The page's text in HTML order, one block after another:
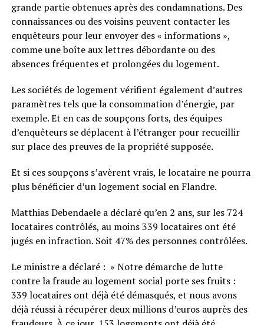
grande partie obtenues après des condamnations. Des
connaissances ou des voisins peuvent contacter les
enquêteurs pour leur envoyer des « informations »,
comme une boîte aux lettres débordante ou des
absences fréquentes et prolongées du logement.
Les sociétés de logement vérifient également d’autres
paramètres tels que la consommation d’énergie, par
exemple. Et en cas de soupçons forts, des équipes
d’enquêteurs se déplacent à l’étranger pour recueillir
sur place des preuves de la propriété supposée.
Et si ces soupçons s’avèrent vrais, le locataire ne pourra
plus bénéficier d’un logement social en Flandre.
Matthias Debendaele a déclaré qu’en 2 ans, sur les 724
locataires contrôlés, au moins 339 locataires ont été
jugés en infraction. Soit 47% des personnes contrôlées.
Le ministre a déclaré : » Notre démarche de lutte
contre la fraude au logement social porte ses fruits :
339 locataires ont déjà été démasqués, et nous avons
déjà réussi à récupérer deux millions d’euros auprès des